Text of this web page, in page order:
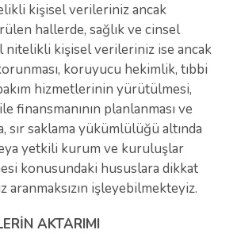
kişisel verileriniz ancak
hallerde, sağlık ve cinsel
nitelikli kişisel verileriniz ise ancak
koruyucu hekimlik, tıbbi
hizmetlerinin yürütülmesi,
finansmanının planlanması ve
sır saklama yükümlülüğü altında
yetkili kurum ve kuruluşlar
konusundaki hususlara dikkat
aranmaksızın işleyebilmekteyiz.
AKTARIMI